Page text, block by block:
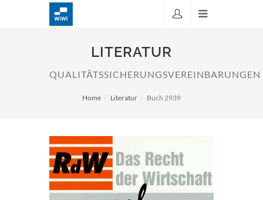
LITERATUR
QUALITÄTSSICHERUNGSVEREINBARUNGEN
Home Literatur Buch 2939